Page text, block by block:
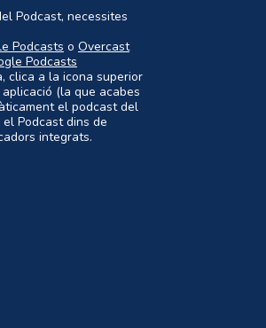
Podcast, necessites
Podcasts o Overcast
Podcasts
clica a la icona superior
(la que acabes
el podcast del
Podcast dins de
integrats.